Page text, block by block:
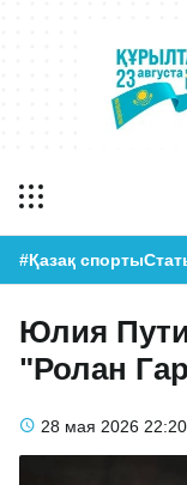
#Қазақ спорты
Юлия
"Ролан
28 мая 2026 22:20